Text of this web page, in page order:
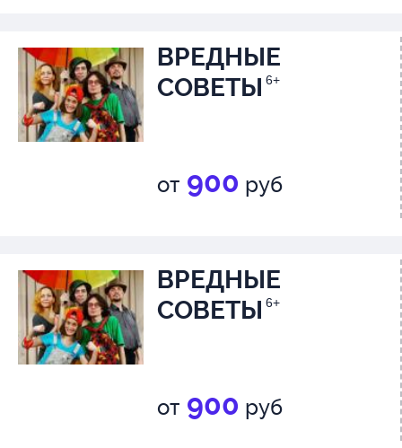
ВРЕДНЫЕ
СОВЕТЫ 6+
от 900 руб
ВРЕДНЫЕ
СОВЕТЫ 6+
от 900 руб